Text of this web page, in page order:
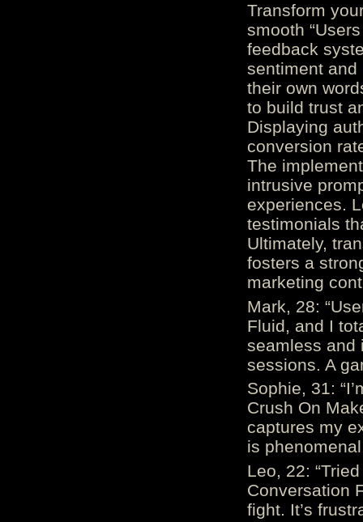
Transform
smooth
feedback
sentiment and
their own
to build trust
Displaying
conversion
The
intrusive
experiences.
testimonials
Ultimately,
fosters a
marketing
Mark, 28:
Fluid, and I
seamless and
sessions. A
Sophie, 31:
Crush On
captures my
is
Leo, 22:
Conversation
fight. It’s